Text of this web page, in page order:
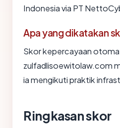
Indonesia via PT
Apa yang dikatakan
Skor kepercayaan
zulfadlisoewitolaw.com
ia mengikuti praktik
Ringkasan skor